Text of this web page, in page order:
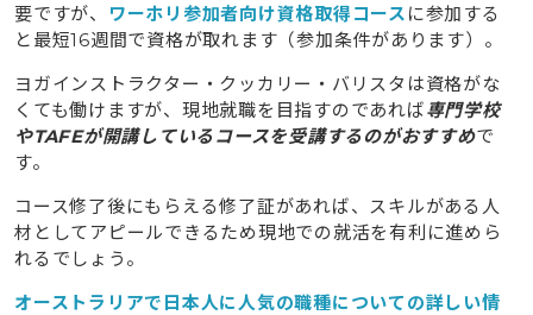
要ですが、
ワーホリ参加者向け資格取得コース に参加する
と最短16週間で資格が取れます（参加条件があります）。
ヨガインストラクター・クッカリー・バリスタは資格がな
くても働けますが、現地就職を目指すのであれば専門学校
やTAFEが開講しているコースを受講するのがおすすめで
す。
コース修了後にもらえる修了証があれば、スキルがある人
材としてアピールできるため現地での就活を有利に進めら
れるでしょう。
オーストラリアで日本人に人気の職種についての詳しい情